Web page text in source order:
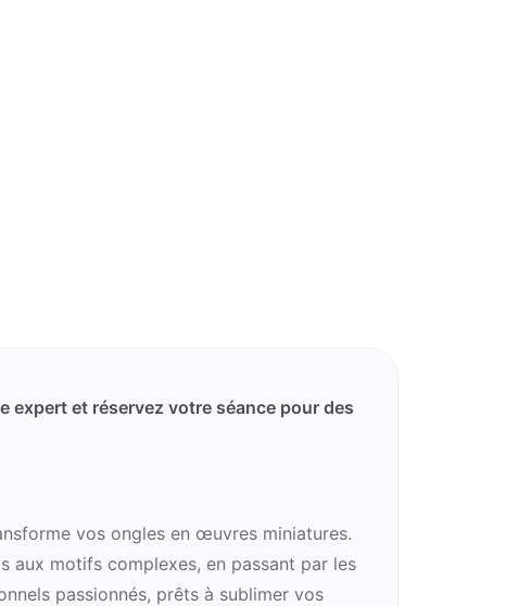
expert et réservez votre séance pour des
vos ongles en œuvres miniatures.
aux motifs complexes, en passant par les
passionnés, prêts à sublimer vos